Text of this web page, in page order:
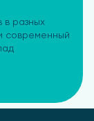
в разных
современный